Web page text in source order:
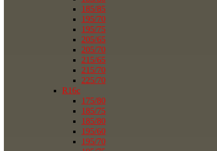
185/85
195/70
195/75
205/65
205/70
215/65
215/70
225/70
R16c
175/80
185/75
185/80
195/60
195/70